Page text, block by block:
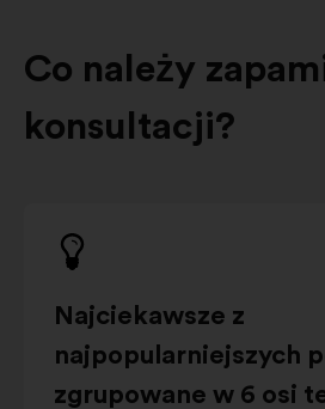
Co należy
konsultacji?
Najciekawsze z
najpopularniejszych
zgrupowane w 6 osi